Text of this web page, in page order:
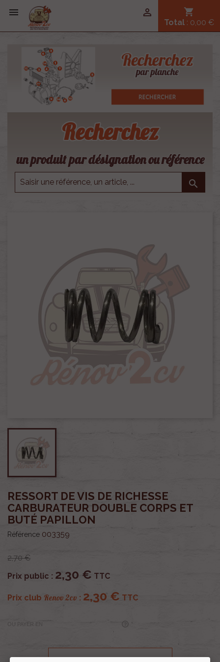
 shopping_cart
Total : 0,00 €

Recherchez
un produit par désignation ou référence

RESSORT DE VIS DE RICHESSE
CARBURATEUR DOUBLE CORPS ET
BUTÉ PAPILLON
Référence 003359
2,70 €
Prix public : 2,30 € TTC
Prix club Renov 2cv : 2,30 € TTC